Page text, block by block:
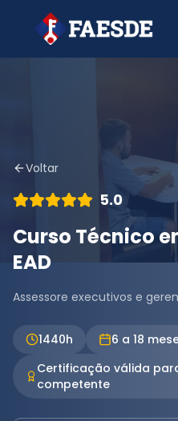
Voltar
5.0
Curso Técnico
EAD
Assessore executivos e
1440h
6 a 18
Certificação válida
competente